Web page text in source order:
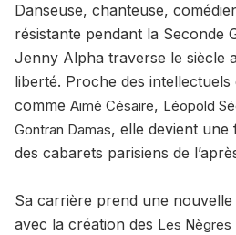
Danseuse, chanteuse,
résistante pendant la Seconde
Jenny Alpha traverse le siècle
liberté. Proche des intellectuels
comme Aimé Césaire, Léopold
Gontran Damas, elle devient
des cabarets parisiens de
Sa carrière prend une
avec la création des Les Nègres